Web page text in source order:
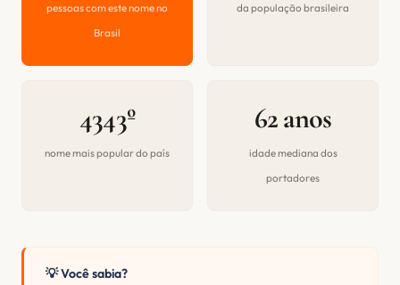
pessoas com este nome no
Brasil
da população brasileira
4343º
nome mais popular do país
62 anos
idade mediana dos
portadores
💡 Você sabia?